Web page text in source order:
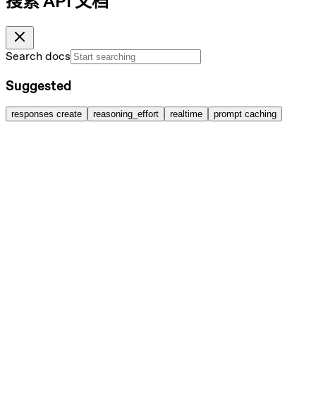
Search docs
Suggested
responses create reasoning_effort realtime prompt caching